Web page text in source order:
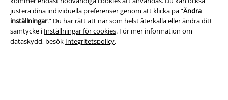
justera dina individuella preferenser genom att klicka på “Ändra
inställningar.” Du har rätt att när som helst återkalla eller ändra ditt
samtycke i Inställningar för cookies. För mer information om
dataskydd, besök Integritetspolicy.
Försäkran om överensstämmelse
Information om tillgänglighet